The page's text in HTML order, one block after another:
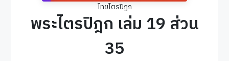
ไทยไตรปิฎก
พระไตรปิฎก เล่ม 19 ส่วน
35